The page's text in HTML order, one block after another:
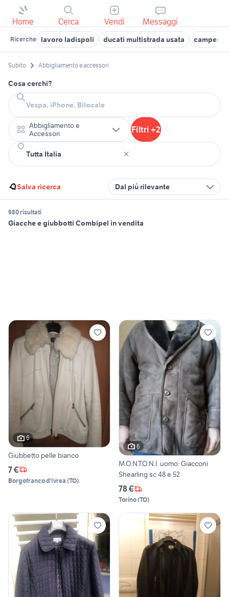
Home Cerca Vendi Messaggi
Ricerche lavoro ladispoli ducati multistrada usata camper
Subito Abbigliamento e accessori
Cosa cerchi?
Abbigliamento e
Accessori
Filtri +2
Salva ricerca Dal più rilevante
980 risultati
Giacche e giubbotti Combipel in vendita
6
Giubbetto pelle bianco
7 €
Borgofranco d'Ivrea (TO)
6
M.O.N.T.O.N.I. uomo: Giacconi
Shearling sc 48 e 52
78 €
Torino(TO)